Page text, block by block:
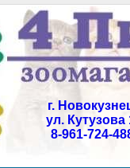
г.
ул. Кутузова
8-961-724-